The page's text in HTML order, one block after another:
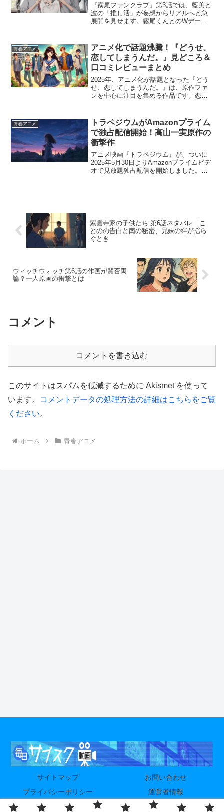
『霧尾ファンクラブ』第3話では、藍美と
波の「推し活」が妄想からリアルへと急
展開を見せます。霧尾くんとのWデート
のミステリアスな側面や藍美の過去も少
しずつ描かれ始め、物語...
青春アニメ
アニメ化で話題沸騰！『どうせ、
恋してしまうんだ。』見どころ＆
口コミレビューまとめ
2025年、アニメ化が話題となった『どう
せ、恋してしまうんだ。』は、原作ファ
ンを中心に注目を集める作品です。恋愛
になりました。この記事では、『どう
せ、恋してしまうんだ。...
青春アニメ
トラペジウムがAmazonプライム
で独占配信開始！高山一実原作の
衝撃作
アニメ映画『トラペジウム』が、ついに
2025年5月30日よりAmazonプライムビデ
オで見放題独占配信を開始しました。本
紫雲寺家の子供たち 第6話ネタバレ｜こ
とのの告白と南の秘密、兄妹の絆が揺ら
ぐとき
ウィッチウォッチ第6話の作画が賛否両
論？一人原画の衝撃とは
コメント
コメントを書き込む
このサイトはスパムを低減するために Akismet を使って
います。
コメントデータの処理方法の詳細はこちらをご覧
ください。
ホーム 青春アニメ
サイトマップ
お問い合わせ
プライバシーポリシー
運営者情報
© 2024-2026 毎日サブスク動画.